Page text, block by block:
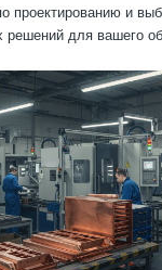
проектированию и
решений для вашего